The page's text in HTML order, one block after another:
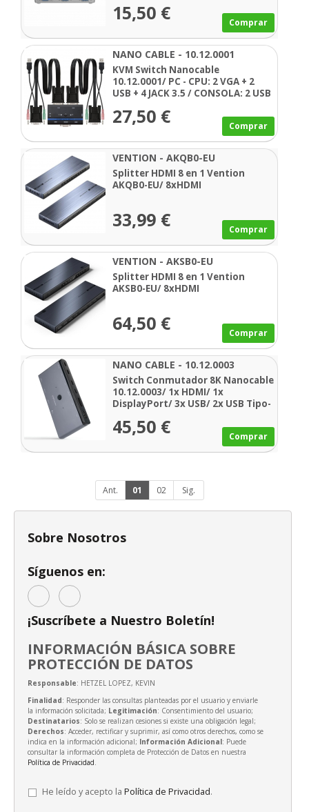
15,50 € Comprar
NANO CABLE - 10.12.0001
KVM Switch Nanocable
10.12.0001/ PC - CPU: 2 VGA + 2
USB + 4 JACK 3.5 / CONSOLA: 2 USB
27,50 € Comprar
VENTION - AKQB0-EU
Splitter HDMI 8 en 1 Vention
AKQB0-EU/ 8xHDMI
33,99 € Comprar
VENTION - AKSB0-EU
Splitter HDMI 8 en 1 Vention
AKSB0-EU/ 8xHDMI
64,50 € Comprar
NANO CABLE - 10.12.0003
Switch Conmutador 8K Nanocable
10.12.0003/ 1x HDMI/ 1x
DisplayPort/ 3x USB/ 2x USB Tipo-
PD
45,50 € Comprar
Ant. 01 02 Sig.
Sobre Nosotros
Síguenos en:
¡Suscríbete a Nuestro Boletín!
INFORMACIÓN BÁSICA SOBRE
PROTECCIÓN DE DATOS
Responsable: HETZEL LOPEZ, KEVIN
Finalidad: Responder las consultas planteadas por el usuario y enviarle
la información solicitada; Legitimación: Consentimiento del usuario;
Destinatarios: Solo se realizan cesiones si existe una obligación legal;
Derechos: Acceder, rectificar y suprimir, así como otros derechos, como se
indica en la información adicional; Información Adicional: Puede
consultar la información completa de Protección de Datos en nuestra
Política de Privacidad.
He leído y acepto la Política de Privacidad.